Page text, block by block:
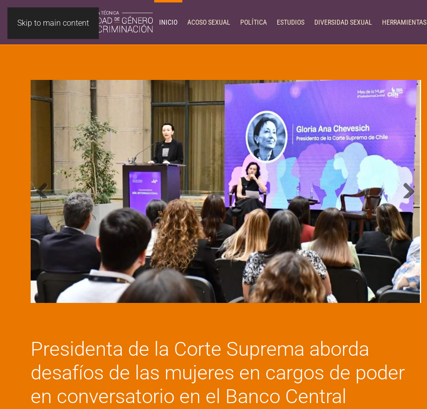
Skip to main content INICIO ACOSO SEXUAL POLÍTICA ESTUDIOS DIVERSIDAD SEXUAL HERRAMIENTAS
Presidenta de la Corte Suprema aborda
desafíos de las mujeres en cargos de poder
en conversatorio en el Banco Central